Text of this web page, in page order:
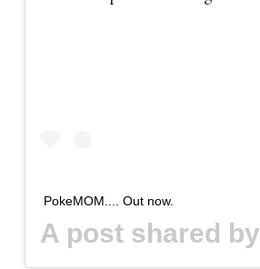
PokeMOM.... Out now.
A post shared by